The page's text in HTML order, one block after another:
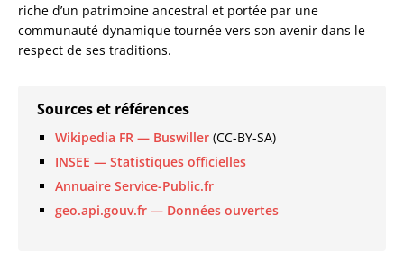
riche d’un patrimoine ancestral et portée par une
communauté dynamique tournée vers son avenir dans le
respect de ses traditions.
Sources et références
Wikipedia FR — Buswiller (CC-BY-SA)
INSEE — Statistiques officielles
Annuaire Service-Public.fr
geo.api.gouv.fr — Données ouvertes